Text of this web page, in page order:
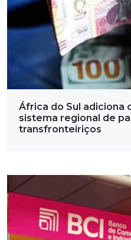
África do Sul adiciona
sistema regional de
transfronteiriços